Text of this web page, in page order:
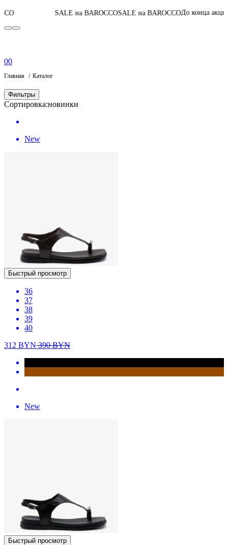
SALE на BAROCCOSALE на BAROCCOДо конца акции05:07:37:57
00
Главная Каталог
Фильтры
Сортировка:новинки
New
Быстрый просмотр
36
37
38
39
40
312 BYN390BYN
New
Быстрый просмотр